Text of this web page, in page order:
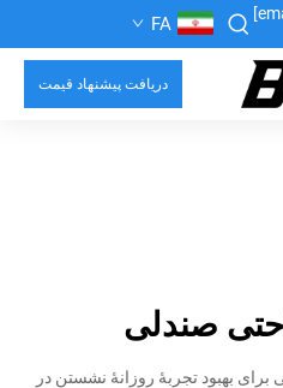
FA
دریافت پیشنهاد قیمت
صندلی
بهبود تجربهٔ روزانهٔ نشستن در